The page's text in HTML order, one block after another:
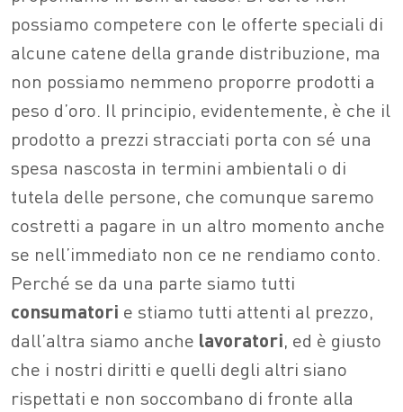
possiamo competere con le offerte speciali di
alcune catene della grande distribuzione, ma
non possiamo nemmeno proporre prodotti a
peso d’oro. Il principio, evidentemente, è che il
prodotto a prezzi stracciati porta con sé una
spesa nascosta in termini ambientali o di
tutela delle persone, che comunque saremo
costretti a pagare in un altro momento anche
se nell’immediato non ce ne rendiamo conto.
Perché se da una parte siamo tutti
consumatori e stiamo tutti attenti al prezzo,
dall’altra siamo anche lavoratori, ed è giusto
che i nostri diritti e quelli degli altri siano
rispettati e non soccombano di fronte alla